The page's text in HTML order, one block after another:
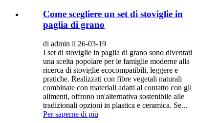
Come scegliere un set di stoviglie in
paglia di grano
di admin il 26-03-19
I set di stoviglie in paglia di grano sono diventati
una scelta popolare per le famiglie moderne alla
ricerca di stoviglie ecocompatibili, leggere e
pratiche. Realizzati con fibre vegetali naturali
combinate con materiali adatti al contatto con gli
alimenti, offrono un'alternativa sostenibile alle
tradizionali opzioni in plastica e ceramica. Se...
Per saperne di più